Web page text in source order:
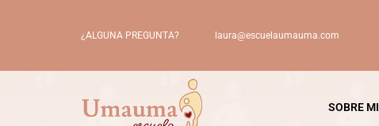
¿ALGUNA PREGUNTA? laura@escuelaumauma.com
SOBRE MI